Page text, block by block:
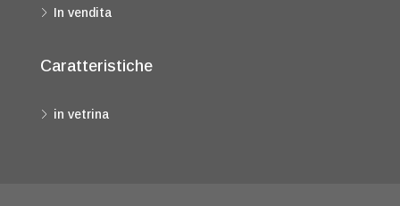
In vendita
Caratteristiche
in vetrina